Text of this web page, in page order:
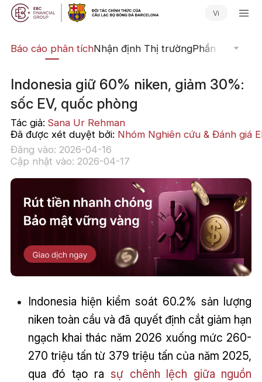
Vi
Báo cáo phân tíchNhận định Thị trườngPhần mềm
Indonesia giữ 60% niken, giảm 30%:
sốc EV, quốc phòng
Tác giả: Sana Ur Rehman
Đã được xét duyệt bởi: Nhóm Nghiên cứu & Đánh giá
Đăng vào: 2026-04-16
Cập nhật vào: 2026-04-17
Indonesia hiện kiểm soát 60.2% sản lượng
niken toàn cầu và đã quyết định cắt giảm hạn
ngạch khai thác năm 2026 xuống mức 260-
270 triệu tấn từ 379 triệu tấn của năm 2025,
qua đó tạo ra sự chênh lệch giữa nguồn